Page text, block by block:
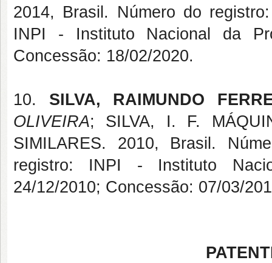
2014, Brasil. Número do
INPI - Instituto Nacional da
Concessão: 18/02/2020.
10. SILVA, RAIMUNDO
OLIVEIRA; SILVA, I. F.
SIMILARES. 2010, Brasil.
registro: INPI - Instituto
24/12/2010; Concessão: 07/03/